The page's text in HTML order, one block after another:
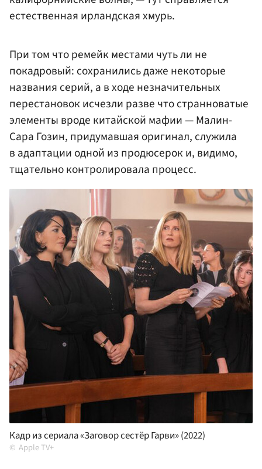
естественная ирландская хмурь.
При том что ремейк местами чуть ли не
покадровый: сохранились даже некоторые
названия серий, а в ходе незначительных
перестановок исчезли разве что странноватые
элементы вроде китайской мафии — Малин-
Сара Гозин, придумавшая оригинал, служила
в адаптации одной из продюсерок и, видимо,
тщательно контролировала процесс.
Кадр из сериала «Заговор сестёр Гарви» (2022)
Apple TV+